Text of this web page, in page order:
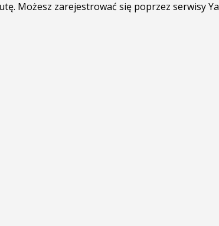
Możesz zarejestrować się poprzez serwisy